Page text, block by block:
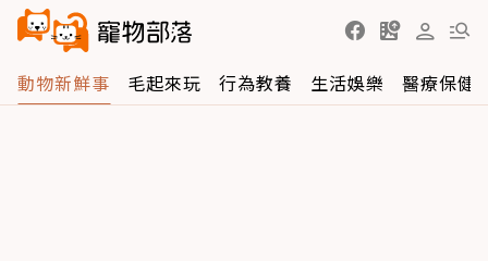
動物新鮮事 毛起來玩 行為教養 生活娛樂 醫療保健